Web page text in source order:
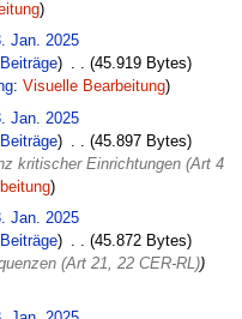
Jan. 2025
Beiträge
45.919 Bytes
: Visuelle Bearbeitung
Jan. 2025
Beiträge
45.897 Bytes
kritischer Einrichtungen (Art 4
Jan. 2025
Beiträge
45.872 Bytes
(Art 21, 22 CER-RL)